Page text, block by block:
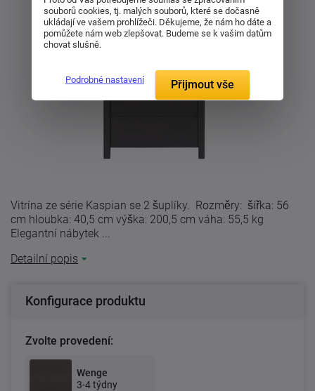
Vitrína ze série Kaspian se 2 šuplíky. Rozměry: šířka: 56
cm hloubka: 40,5 cm výška: 200,5 cm váha: 55,5 kg
Elegantní nábytek ...
Detailní popis
Konfigurace produktu
Zvolte provedení:
Wenge
3-4 týdny
souborů cookies, tj. malých souborů, které se dočasně
ukládají ve vašem prohlížeči. Děkujeme, že nám ho dáte a
pomůžete nám web zlepšovat. Budeme se k vašim datům
chovat slušně.
Podrobné nastavení Přijmout vše